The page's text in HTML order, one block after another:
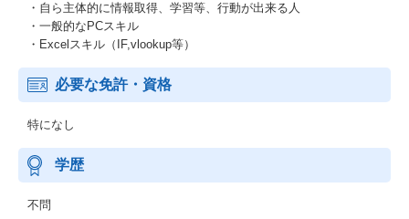
・自ら主体的に情報取得、学習等、行動が出来る人
・一般的なPCスキル
・Excelスキル（IF,vlookup等）
必要な免許・資格
特になし
学歴
不問